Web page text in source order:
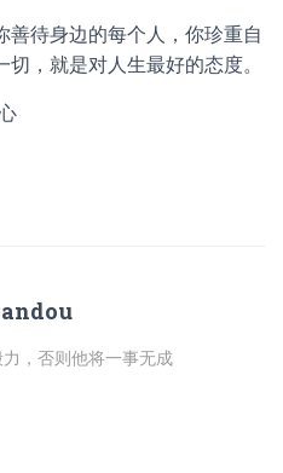
善待身边的每个人，你珍重自
，就是对人生最好的态度。
，否则他将一事无成